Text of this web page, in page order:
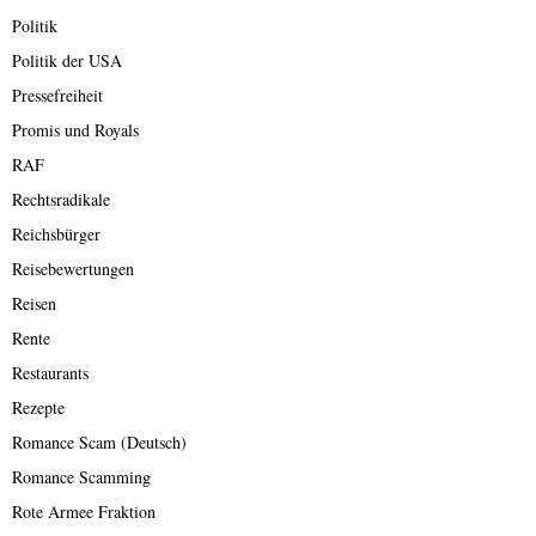
Politik
Politik der USA
Pressefreiheit
Promis und Royals
RAF
Rechtsradikale
Reichsbürger
Reisebewertungen
Reisen
Rente
Restaurants
Rezepte
Romance Scam (Deutsch)
Romance Scamming
Rote Armee Fraktion